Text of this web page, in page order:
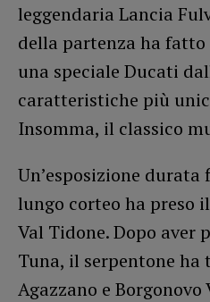
leggendaria Lancia
della partenza ha fatto
una speciale Ducati
caratteristiche più
Insomma, il classico
Un’esposizione
lungo corteo ha preso
Val Tidone. Dopo aver
Tuna, il serpentone ha
Agazzano e